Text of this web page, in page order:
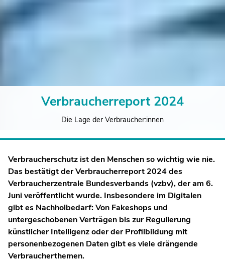
Verbraucherreport 2024
Die Lage der Verbraucher:innen
Verbraucherschutz ist den Menschen so wichtig wie nie.
Das bestätigt der Verbraucherreport 2024 des
Verbraucherzentrale Bundesverbands (vzbv), der am 6.
Juni veröffentlicht wurde. Insbesondere im Digitalen
gibt es Nachholbedarf: Von Fakeshops und
untergeschobenen Verträgen bis zur Regulierung
künstlicher Intelligenz oder der Profilbildung mit
personenbezogenen Daten gibt es viele drängende
Verbraucherthemen.